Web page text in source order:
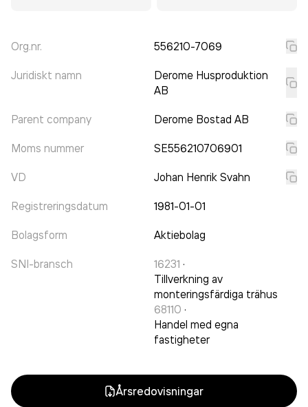
Org.nr. 556210-7069
Juridiskt namn
Derome Husproduktion
AB
Parent company Derome Bostad AB
Moms nummer SE556210706901
VD Johan Henrik Svahn
Registreringsdatum 1981-01-01
Bolagsform Aktiebolag
SNI-bransch 16231 ·
Tillverkning av
monteringsfärdiga trähus
68110 ·
Handel med egna
fastigheter
Årsredovisningar